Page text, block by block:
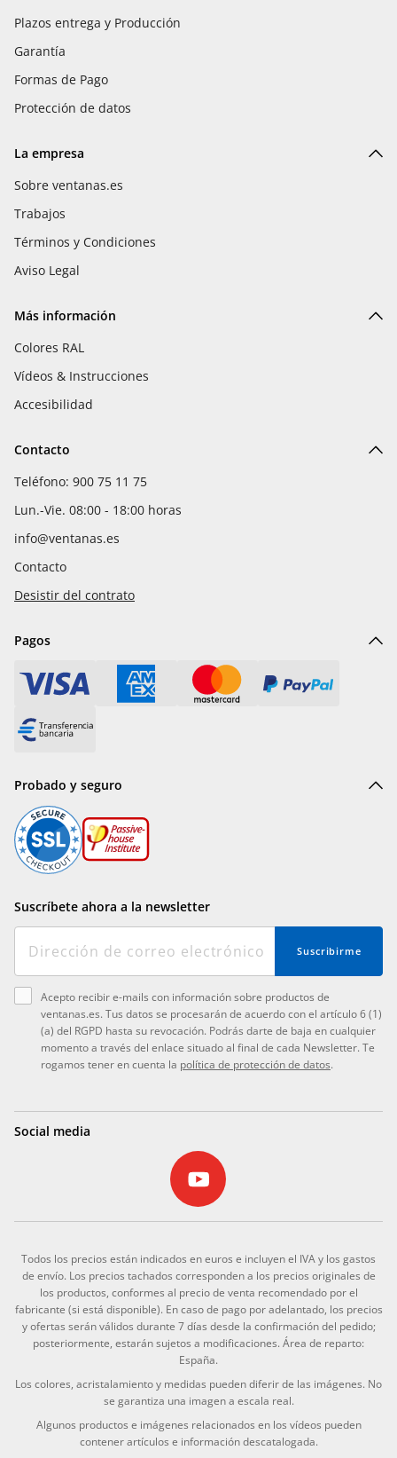
Plazos entrega y Producción
Garantía
Formas de Pago
Protección de datos
La empresa
Sobre ventanas.es
Trabajos
Términos y Condiciones
Aviso Legal
Más información
Colores RAL
Vídeos & Instrucciones
Accesibilidad
Contacto
Teléfono: 900 75 11 75
Lun.-Vie. 08:00 - 18:00 horas
info@ventanas.es
Contacto
Desistir del contrato
Pagos
Probado y seguro
Suscríbete ahora a la newsletter
Suscribirme
Acepto recibir e-mails con información sobre productos de
ventanas.es. Tus datos se procesarán de acuerdo con el artículo 6 (1)
(a) del RGPD hasta su revocación. Podrás darte de baja en cualquier
momento a través del enlace situado al final de cada Newsletter. Te
rogamos tener en cuenta la política de protección de datos.
Social media
Todos los precios están indicados en euros e incluyen el IVA y los gastos
de envío. Los precios tachados corresponden a los precios originales de
los productos, conformes al precio de venta recomendado por el
fabricante (si está disponible). En caso de pago por adelantado, los precios
y ofertas serán válidos durante 7 días desde la confirmación del pedido;
posteriormente, estarán sujetos a modificaciones. Área de reparto:
España.
Los colores, acristalamiento y medidas pueden diferir de las imágenes. No
se garantiza una imagen a escala real.
Algunos productos e imágenes relacionados en los vídeos pueden
contener artículos e información descatalogada.